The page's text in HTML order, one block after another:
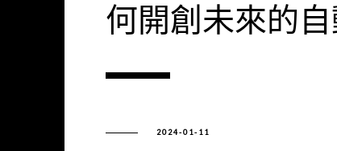
何開創未來的
2024-01-11